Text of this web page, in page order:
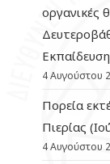
οργανικές
4 Αυγούστου
Πορεία
Πιερίας
4 Αυγούστου